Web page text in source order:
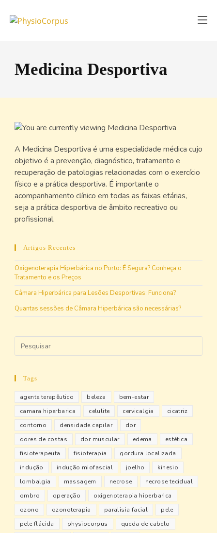
Medicina Desportiva
A Medicina Desportiva é uma especialidade médica cujo
objetivo é a prevenção, diagnóstico, tratamento e
recuperação de patologias relacionadas com o exercício
físico e a prática desportiva. É importante o
acompanhamento clínico em todas as faixas etárias,
seja a prática desportiva de âmbito recreativo ou
profissional.
Artigos Recentes
Oxigenoterapia Hiperbárica no Porto: É Segura? Conheça o
Tratamento e os Preços
Câmara Hiperbárica para Lesões Desportivas: Funciona?
Quantas sessões de Câmara Hiperbárica são necessárias?
Tags
agente terapêutico beleza
bem-estar
camara hiperbarica
celulite cervicalgia
cicatriz
contorno
densidade capilar
dor
dores de costas
dor muscular edema
estética
fisioterapeuta
fisioterapia
gordura localizada
indução
indução miofascial joelho
kinesio
lombalgia
massagem necrose
necrose tecidual
ombro
operação
oxigenoterapia hiperbarica
ozono
ozonoterapia paralisia facial
pele
pele flácida
physiocorpus
queda de cabelo